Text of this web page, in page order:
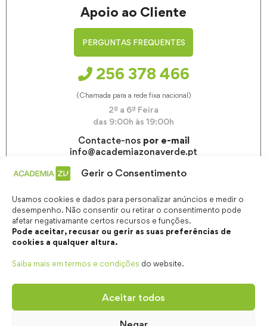
Gerir o Consentimento
Usamos cookies e dados para personalizar anúncios e medir o
desempenho. Não consentir ou retirar o consentimento pode
afetar negativamante certos recursos e funções.
Pode aceitar, recusar ou gerir as suas preferências de
cookies a qualquer altura.
Saiba mais em termos e condições do website.
Aceitar todos
Apoio ao Cliente
PERGUNTAS FREQUENTES
256 378 466
(Chamada para a rede fixa nacional)
2ª a 6ª Feira
das 9:00h às 19:00h
Contacte-nos por e-mail
info@academiazonaverde.pt